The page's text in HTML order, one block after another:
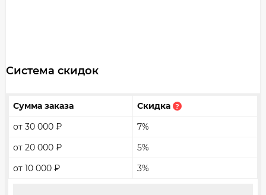
Система скидок
Сумма заказа Скидка ?
от 30 000 ₽
7%
от 20 000 ₽
5%
от 10 000 ₽ 3%